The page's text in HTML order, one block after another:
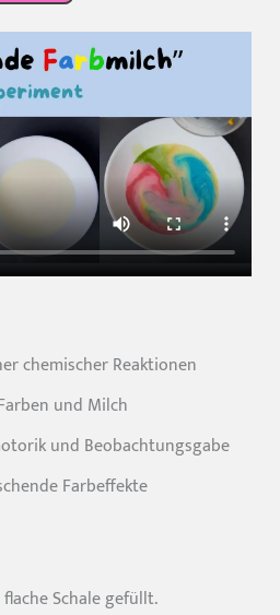
chemischer Reaktionen
und Milch
und Beobachtungsgabe
Farbeffekte
Schale gefüllt.